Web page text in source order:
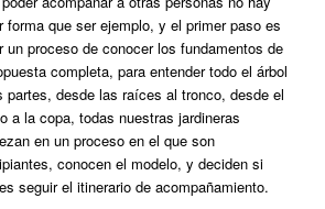
forma que ser ejemplo, y el primer paso es
un proceso de conocer los fundamentos de
completa, para entender todo el árbol
partes, desde las raíces al tronco, desde el
a la copa, todas nuestras jardineras
en un proceso en el que son
conocen el modelo, y deciden si
seguir el itinerario de acompañamiento.